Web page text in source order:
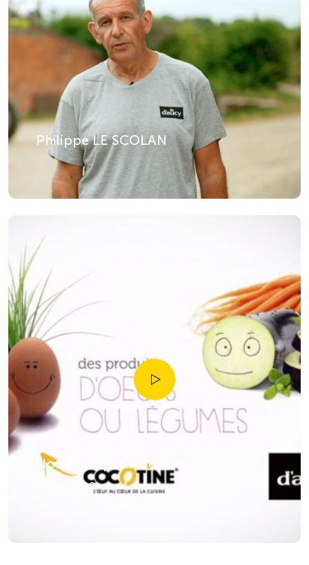
Philippe LE SCOLAN
Notre coopérative daucy &
Cocotine